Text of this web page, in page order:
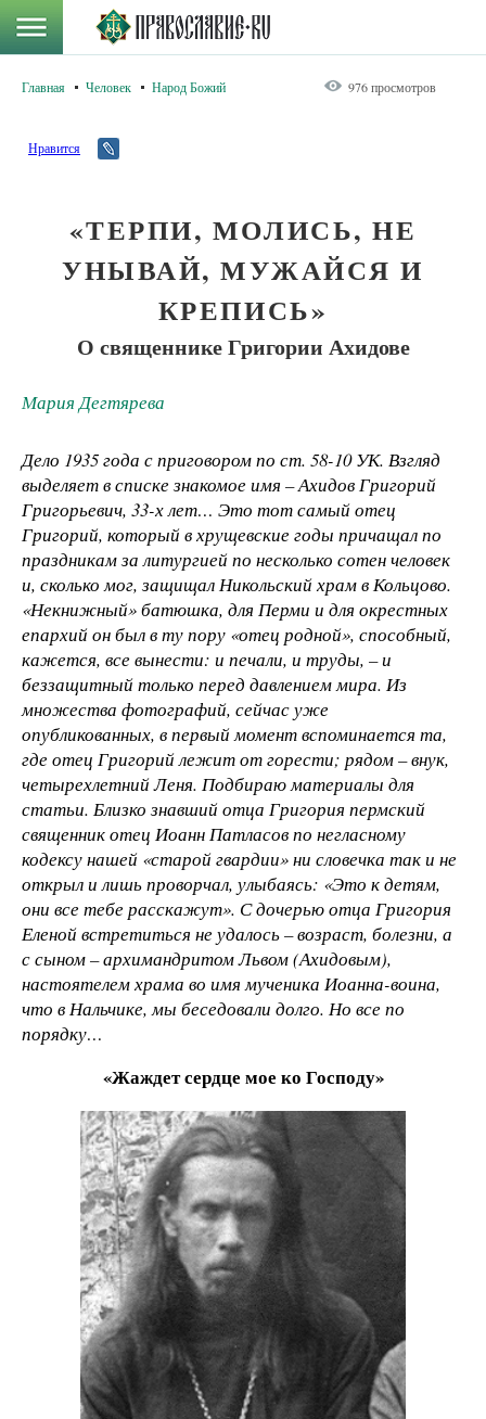
Главная Человек Народ Божий 976 просмотров
Нравится
«ТЕРПИ, МОЛИСЬ, НЕ
УНЫВАЙ, МУЖАЙСЯ И
КРЕПИСЬ»
О священнике Григории Ахидове
Мария Дегтярева
Дело 1935 года с приговором по ст. 58-10 УК. Взгляд
выделяет в списке знакомое имя – Ахидов Григорий
Григорьевич, 33-х лет… Это тот самый отец
Григорий, который в хрущевские годы причащал по
праздникам за литургией по несколько сотен человек
и, сколько мог, защищал Никольский храм в Кольцово.
«Некнижный» батюшка, для Перми и для окрестных
епархий он был в ту пору «отец родной», способный,
кажется, все вынести: и печали, и труды, – и
беззащитный только перед давлением мира. Из
множества фотографий, сейчас уже
опубликованных, в первый момент вспоминается та,
где отец Григорий лежит от горести; рядом – внук,
четырехлетний Леня. Подбираю материалы для
статьи. Близко знавший отца Григория пермский
священник отец Иоанн Патласов по негласному
кодексу нашей «старой гвардии» ни словечка так и не
открыл и лишь проворчал, улыбаясь: «Это к детям,
они все тебе расскажут». С дочерью отца Григория
Еленой встретиться не удалось – возраст, болезни, а
с сыном – архимандритом Львом (Ахидовым),
настоятелем храма во имя мученика Иоанна-воина,
что в Нальчике, мы беседовали долго. Но все по
порядку…
«Жаждет сердце мое ко Господу»